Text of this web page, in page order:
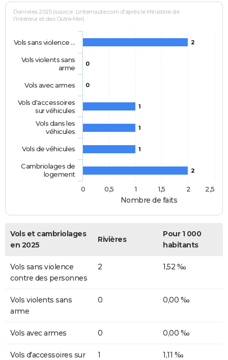
Nombre de faits
Données 2025 (source : Linternaute.com d'après le Ministère de
l'Intérieur et des Outre-Mer)
2
0
0
1
1
1
2
Vols sans violence …
Vols violents sans
arme
Vols avec armes
Vols d'accessoires
sur véhicules
Vols dans les
véhicules
Vols de véhicules
Cambriolages de
logement
0
0,5 1 1,5 2 2,5
Vols et cambriolages
en 2025
Rivières
Pour 1 000
habitants
Vols sans violence
contre des personnes
2 1,52 ‰
Vols violents sans
arme
0 0,00 ‰
Vols avec armes 0 0,00 ‰
Vols d'accessoires sur
1 1,11 ‰